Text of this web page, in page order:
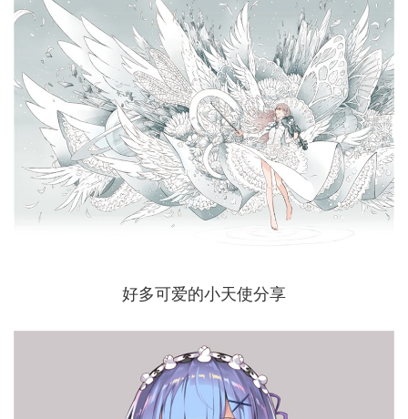
好多可爱的小天使分享